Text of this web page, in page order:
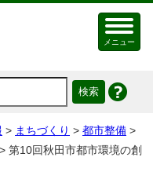
メニュー
> まちづくり > 都市整備 >
> 第10回秋田市都市環境の創